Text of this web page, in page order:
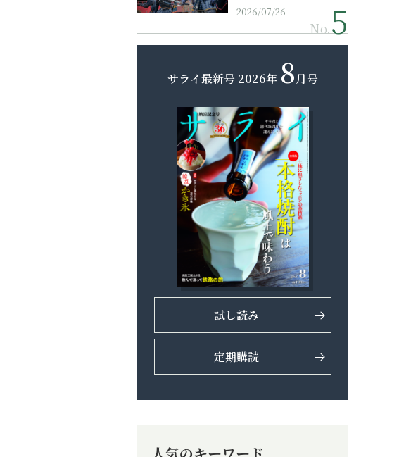
2026/07/26
No.
サライ最新号 2026年 8月号
試し読み
定期購読